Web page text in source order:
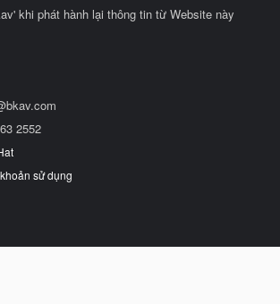
khi phát hành lại thông tin từ Website này
2552
sử dụng